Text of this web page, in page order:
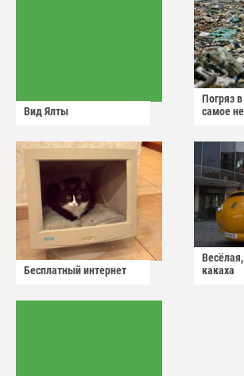
Вид Ялты
Погряз
самое
Бесплатный интернет
какаха